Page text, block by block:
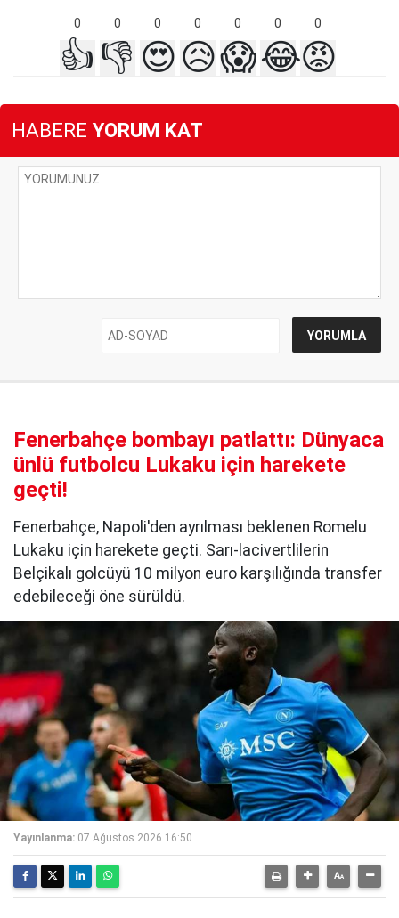
0 0 0 0 0 0 0
👍 👎 😍😥😱😂😡
HABERE YORUM KAT
Fenerbahçe bombayı patlattı: Dünyaca
ünlü futbolcu Lukaku için harekete
geçti!
Fenerbahçe, Napoli'den ayrılması beklenen Romelu
Lukaku için harekete geçti. Sarı-lacivertlilerin
Belçikalı golcüyü 10 milyon euro karşılığında transfer
edebileceği öne sürüldü.
Yayınlanma: 07 Ağustos 2026 16:50